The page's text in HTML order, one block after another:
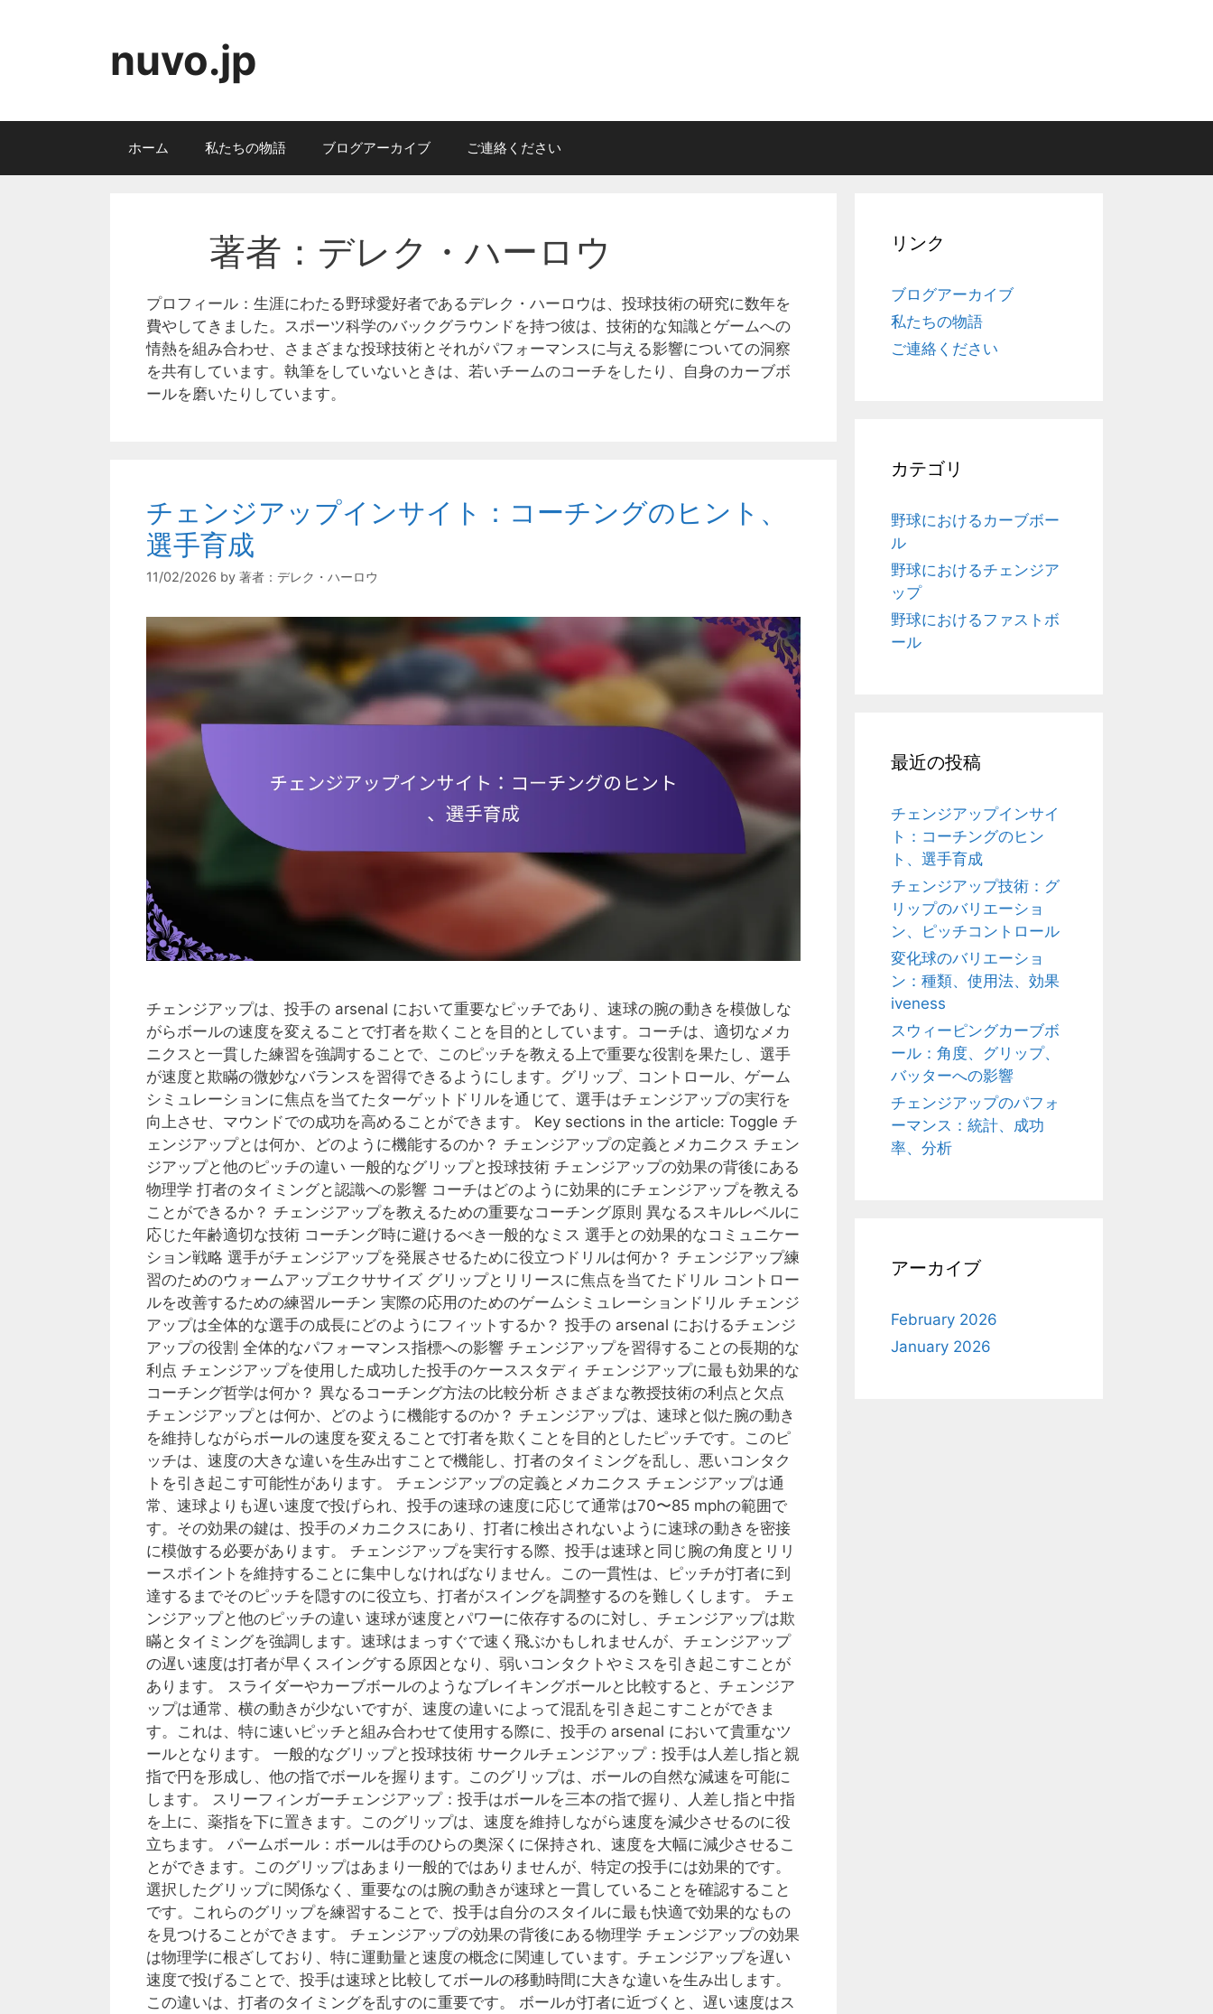
nuvo.jp
ホーム 私たちの物語 ブログアーカイブ ご連絡ください
著者：デレク・ハーロウ
プロフィール：生涯にわたる野球愛好者であるデレク・ハーロウは、投球技術の研究に数年を
費やしてきました。スポーツ科学のバックグラウンドを持つ彼は、技術的な知識とゲームへの
情熱を組み合わせ、さまざまな投球技術とそれがパフォーマンスに与える影響についての洞察
を共有しています。執筆をしていないときは、若いチームのコーチをしたり、自身のカーブボ
ールを磨いたりしています。
チェンジアップインサイト：コーチングのヒント、
選手育成
11/02/2026 by 著者：デレク・ハーロウ
チェンジアップは、投手の arsenal において重要なピッチであり、速球の腕の動きを模倣しな
がらボールの速度を変えることで打者を欺くことを目的としています。コーチは、適切なメカ
ニクスと一貫した練習を強調することで、このピッチを教える上で重要な役割を果たし、選手
が速度と欺瞞の微妙なバランスを習得できるようにします。グリップ、コントロール、ゲーム
シミュレーションに焦点を当てたターゲットドリルを通じて、選手はチェンジアップの実行を
向上させ、マウンドでの成功を高めることができます。 Key sections in the article: Toggle チ
ェンジアップとは何か、どのように機能するのか？ チェンジアップの定義とメカニクス チェン
ジアップと他のピッチの違い 一般的なグリップと投球技術 チェンジアップの効果の背後にある
物理学 打者のタイミングと認識への影響 コーチはどのように効果的にチェンジアップを教える
ことができるか？ チェンジアップを教えるための重要なコーチング原則 異なるスキルレベルに
応じた年齢適切な技術 コーチング時に避けるべき一般的なミス 選手との効果的なコミュニケー
ション戦略 選手がチェンジアップを発展させるために役立つドリルは何か？ チェンジアップ練
習のためのウォームアップエクササイズ グリップとリリースに焦点を当てたドリル コントロー
ルを改善するための練習ルーチン 実際の応用のためのゲームシミュレーションドリル チェンジ
アップは全体的な選手の成長にどのようにフィットするか？ 投手の arsenal におけるチェンジ
アップの役割 全体的なパフォーマンス指標への影響 チェンジアップを習得することの長期的な
利点 チェンジアップを使用した成功した投手のケーススタディ チェンジアップに最も効果的な
コーチング哲学は何か？ 異なるコーチング方法の比較分析 さまざまな教授技術の利点と欠点
チェンジアップとは何か、どのように機能するのか？ チェンジアップは、速球と似た腕の動き
を維持しながらボールの速度を変えることで打者を欺くことを目的としたピッチです。このピ
ッチは、速度の大きな違いを生み出すことで機能し、打者のタイミングを乱し、悪いコンタク
トを引き起こす可能性があります。 チェンジアップの定義とメカニクス チェンジアップは通
常、速球よりも遅い速度で投げられ、投手の速球の速度に応じて通常は70〜85 mphの範囲で
す。その効果の鍵は、投手のメカニクスにあり、打者に検出されないように速球の動きを密接
に模倣する必要があります。 チェンジアップを実行する際、投手は速球と同じ腕の角度とリリ
ースポイントを維持することに集中しなければなりません。この一貫性は、ピッチが打者に到
達するまでそのピッチを隠すのに役立ち、打者がスイングを調整するのを難しくします。 チェ
ンジアップと他のピッチの違い 速球が速度とパワーに依存するのに対し、チェンジアップは欺
瞞とタイミングを強調します。速球はまっすぐで速く飛ぶかもしれませんが、チェンジアップ
の遅い速度は打者が早くスイングする原因となり、弱いコンタクトやミスを引き起こすことが
あります。 スライダーやカーブボールのようなブレイキングボールと比較すると、チェンジア
ップは通常、横の動きが少ないですが、速度の違いによって混乱を引き起こすことができま
す。これは、特に速いピッチと組み合わせて使用する際に、投手の arsenal において貴重なツ
ールとなります。 一般的なグリップと投球技術 サークルチェンジアップ：投手は人差し指と親
指で円を形成し、他の指でボールを握ります。このグリップは、ボールの自然な減速を可能に
します。 スリーフィンガーチェンジアップ：投手はボールを三本の指で握り、人差し指と中指
を上に、薬指を下に置きます。このグリップは、速度を維持しながら速度を減少させるのに役
立ちます。 パームボール：ボールは手のひらの奥深くに保持され、速度を大幅に減少させるこ
とができます。このグリップはあまり一般的ではありませんが、特定の投手には効果的です。
選択したグリップに関係なく、重要なのは腕の動きが速球と一貫していることを確認すること
です。これらのグリップを練習することで、投手は自分のスタイルに最も快適で効果的なもの
を見つけることができます。 チェンジアップの効果の背後にある物理学 チェンジアップの効果
は物理学に根ざしており、特に運動量と速度の概念に関連しています。チェンジアップを遅い
速度で投げることで、投手は速球と比較してボールの移動時間に大きな違いを生み出します。
この違いは、打者のタイミングを乱すのに重要です。 ボールが打者に近づくと、遅い速度はス
リンク
ブログアーカイブ
私たちの物語
ご連絡ください
カテゴリ
野球におけるカーブボー
ル
野球におけるチェンジア
ップ
野球におけるファストボ
ール
最近の投稿
チェンジアップインサイ
ト：コーチングのヒン
ト、選手育成
チェンジアップ技術：グ
リップのバリエーショ
ン、ピッチコントロール
変化球のバリエーショ
ン：種類、使用法、効果
iveness
スウィーピングカーブボ
ール：角度、グリップ、
バッターへの影響
チェンジアップのパフォ
ーマンス：統計、成功
率、分析
アーカイブ
February 2026
January 2026